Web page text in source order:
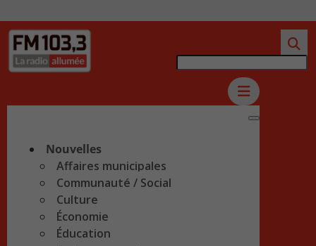
Nouvelles
Affaires municipales
Communauté / Social
Culture
Économie
Éducation